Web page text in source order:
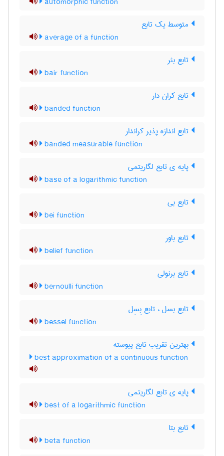
متوسط یک تابع
average of a function
تابع بئر
bair function
تابع کران دار
banded function
تابع اندازه پذیر کراندار
banded measurable function
پایه ی تابع لگاریتمی
base of a logarithmic function
تابع بی
bei function
تابع باور
belief function
تابع برنولی
bernoulli function
تابع بسل ، تابع بِسِل
bessel function
بهترین تقریب تابع پیوسته
best approximation of a continuous function
پایه ی تابع لگاریتمی
best of a logarithmic function
تابع بتا
beta function